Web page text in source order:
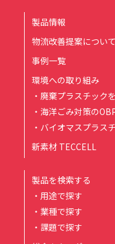
製品情報
物流改善提案について
事例一覧
環境への取り組み
・廃棄プラスチック
・海洋ごみ対策の
・バイオマスプラス
新素材 TECCELL
製品を検索する
・用途で探す
・業種で探す
・課題で探す